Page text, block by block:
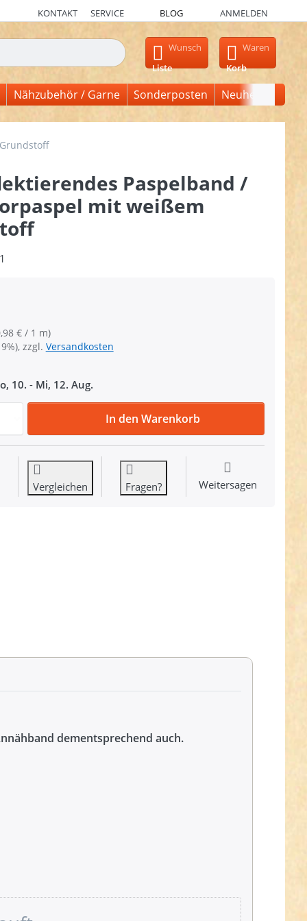
KONTAKT SERVICE BLOG ANMELDEN
erscheinen automatisch erste Ergebnisse. Drücken Sie die
Wunsch
Liste
Waren
Korb
Nähzubehör / Garne Sonderposten Neuheiten
Paspelband /
mit weißem
€ / 1 m)
zzgl. Versandkosten
10. - Mi, 12. Aug.
5m Reflektierendes Paspelband / Reflektorpaspel mit
In den Warenkorb
Vergleichen Fragen? Weitersagen
dementsprechend auch.